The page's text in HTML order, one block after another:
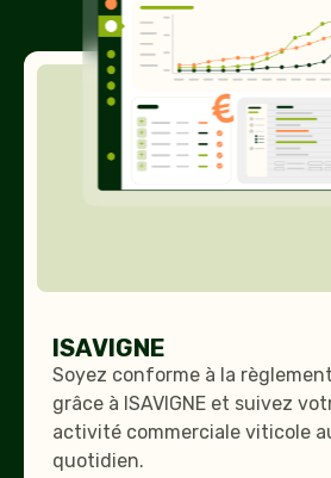
ISAVIGNE
Soyez conforme à la
grâce à ISAVIGNE et suivez
activité commerciale viticole
quotidien.
ISAVIGNE